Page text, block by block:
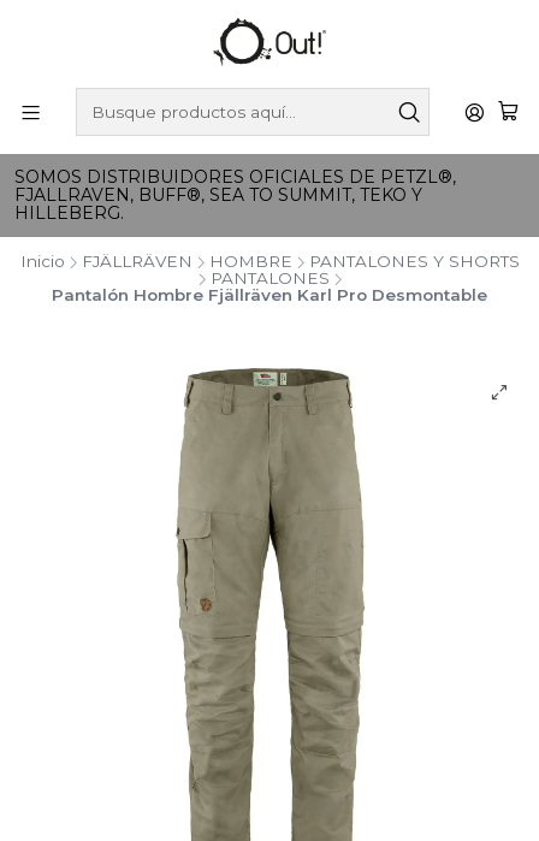
SOMOS DISTRIBUIDORES OFICIALES DE PETZL®,
FJALLRAVEN, BUFF®, SEA TO SUMMIT, TEKO Y
HILLEBERG.
Inicio FJÄLLRÄVEN HOMBRE
PANTALONES Y SHORTS
PANTALONES
Pantalón Hombre Fjällräven Karl Pro Desmontable